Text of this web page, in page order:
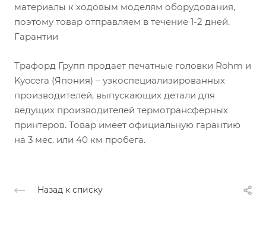
материалы к ходовым моделям оборудования,
поэтому товар отправляем в течение 1-2 дней.
Гарантии
Трафорд Групп продает печатные головки Rohm и
Kyocera (Япония) – узкоспециализированных
производителей, выпускающих детали для
ведущих производителей термотрансферных
принтеров. Товар имеет официальную гарантию
на 3 мес. или 40 км пробега.
Назад к списку